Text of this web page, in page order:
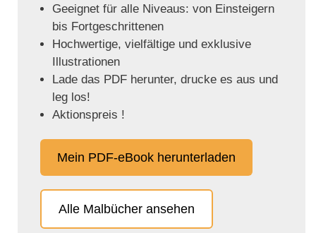
Geeignet für alle Niveaus: von Einsteigern
bis Fortgeschrittenen
Hochwertige, vielfältige und exklusive
Illustrationen
Lade das PDF herunter, drucke es aus und
leg los!
Aktionspreis !
Mein PDF-eBook herunterladen
Alle Malbücher ansehen